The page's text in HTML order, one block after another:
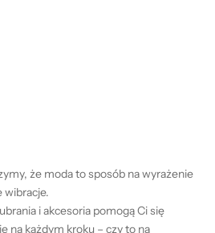
że moda to sposób na wyrażenie
wibracje.
i akcesoria pomogą Ci się
na każdym kroku – czy to na